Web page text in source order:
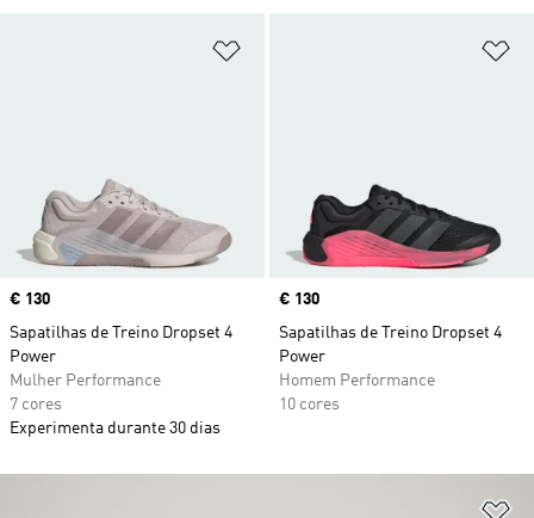
Price
€ 130
Sapatilhas de Treino Dropset 4
Power
Mulher Performance
7 cores
Experimenta durante 30 dias
Price
€ 130
Sapatilhas de Treino Dropset 4
Power
Homem Performance
10 cores